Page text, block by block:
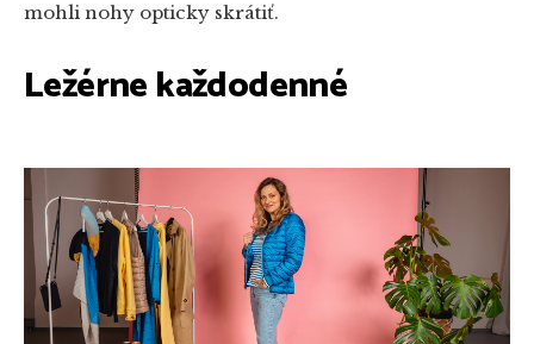
mohli nohy opticky skrátiť.
Ležérne každodenné